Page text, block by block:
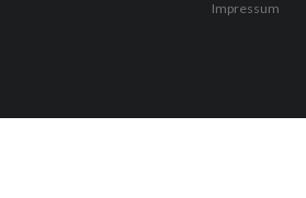
Impressum